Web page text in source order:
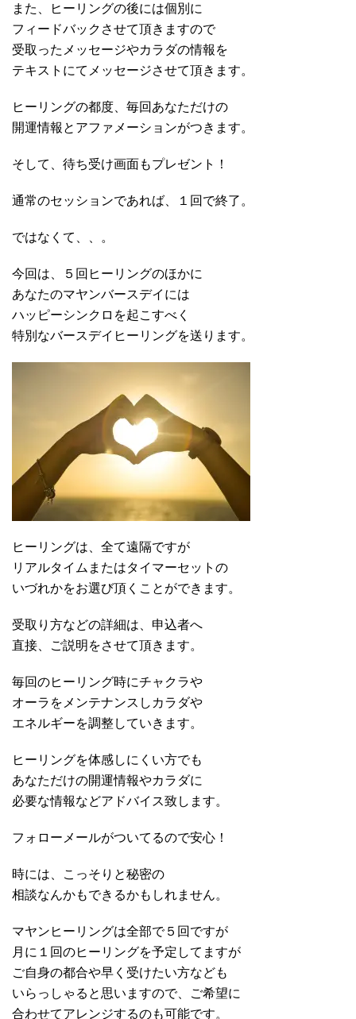
また、ヒーリングの後には個別に
フィードバックさせて頂きますので
受取ったメッセージやカラダの情報を
テキストにてメッセージさせて頂きます。
ヒーリングの都度、毎回あなただけの
開運情報とアファメーションがつきます。
そして、待ち受け画面もプレゼント！
通常のセッションであれば、１回で終了。
ではなくて、、。
今回は、５回ヒーリングのほかに
あなたのマヤンバースデイには
ハッピーシンクロを起こすべく
特別なバースデイヒーリングを送ります。
ヒーリングは、全て遠隔ですが
リアルタイムまたはタイマーセットの
いづれかをお選び頂くことができます。
受取り方などの詳細は、申込者へ
直接、ご説明をさせて頂きます。
毎回のヒーリング時にチャクラや
オーラをメンテナンスしカラダや
エネルギーを調整していきます。
ヒーリングを体感しにくい方でも
あなただけの開運情報やカラダに
必要な情報などアドバイス致します。
フォローメールがついてるので安心！
時には、こっそりと秘密の
相談なんかもできるかもしれません。
マヤンヒーリングは全部で５回ですが
月に１回のヒーリングを予定してますが
ご自身の都合や早く受けたい方なども
いらっしゃると思いますので、ご希望に
合わせてアレンジするのも可能です。